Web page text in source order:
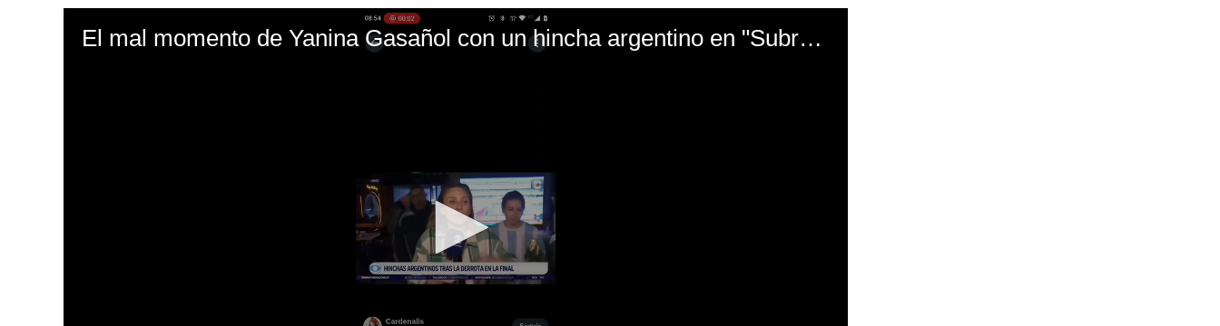
El mal momento de Yanina Gasañol con un hincha argentino en "Subrayado"